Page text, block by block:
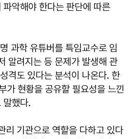
악해야 한다는 판단에 따른
과학 유튜버를 특임교수로 임
알려지는 등 문제가 발생해 관
격도 있다는 분석이 나온다. 한
가 현황을 공유할 필요성을 느낀
말했다.
리 기관으로 역할을 다하고 있다